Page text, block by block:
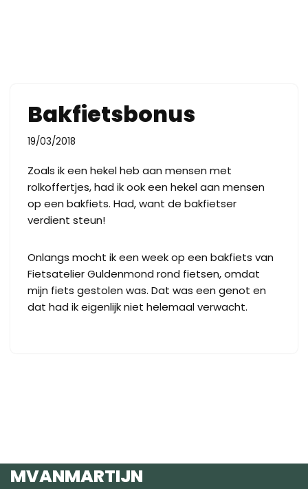
Bakfietsbonus
19/03/2018
Zoals ik een hekel heb aan mensen met
rolkoffertjes, had ik ook een hekel aan mensen
op een bakfiets. Had, want de bakfietser
verdient steun!
Onlangs mocht ik een week op een bakfiets van
Fietsatelier Guldenmond rond fietsen, omdat
mijn fiets gestolen was. Dat was een genot en
dat had ik eigenlijk niet helemaal verwacht.
MVANMARTIJN